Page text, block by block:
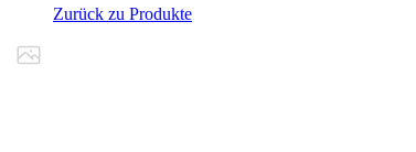
Zurück zu Produkte